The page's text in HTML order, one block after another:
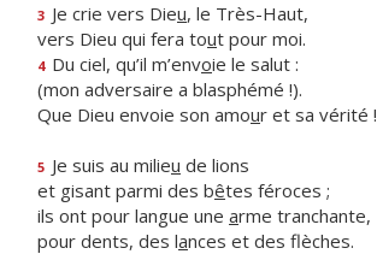
3 Je crie vers Dieu, le Très-Haut,
vers Dieu qui fera tout pour moi.
4 Du ciel, qu’il m’envoie le salut :
(mon adversaire a blasphémé !).
Que Dieu envoie son amour et sa vérité !
5 Je suis au milieu de lions
et gisant parmi des bêtes féroces ;
ils ont pour langue une arme tranchante,
pour dents, des lances et des flèches.